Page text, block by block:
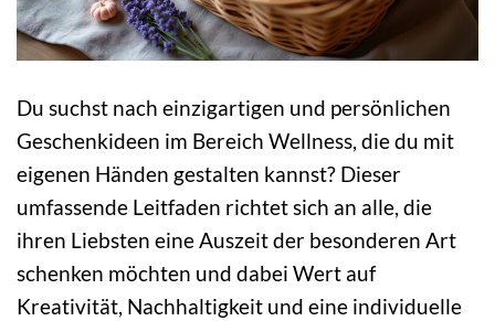
Du suchst nach einzigartigen und persönlichen
Geschenkideen im Bereich Wellness, die du mit
eigenen Händen gestalten kannst? Dieser
umfassende Leitfaden richtet sich an alle, die
ihren Liebsten eine Auszeit der besonderen Art
schenken möchten und dabei Wert auf
Kreativität, Nachhaltigkeit und eine individuelle